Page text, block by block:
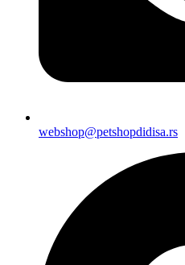
webshop@petshopdidisa.rs